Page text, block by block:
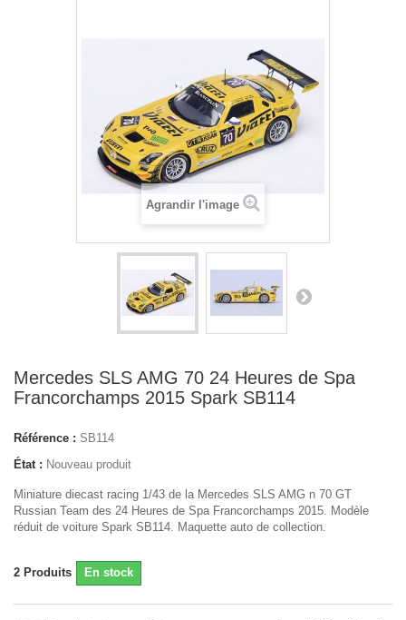
Agrandir l'image
Mercedes SLS AMG 70 24 Heures de Spa
Francorchamps 2015 Spark SB114
Référence : SB114
État : Nouveau produit
Miniature diecast racing 1/43 de la Mercedes SLS AMG n 70 GT
Russian Team des 24 Heures de Spa Francorchamps 2015. Modèle
réduit de voiture Spark SB114. Maquette auto de collection.
2 Produits En stock